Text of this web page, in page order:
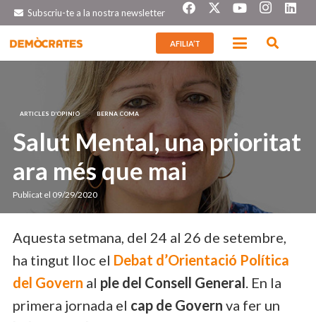
Subscriu-te a la nostra newsletter
AFILIA’T
ARTICLES D’OPINIÓ BERNA COMA
Salut Mental, una prioritat
ara més que mai
Publicat el 09/29/2020
Aquesta setmana, del 24 al 26 de setembre,
ha tingut lloc el Debat d’Orientació Política
del Govern al ple del Consell General. En la
primera jornada el cap de Govern va fer un